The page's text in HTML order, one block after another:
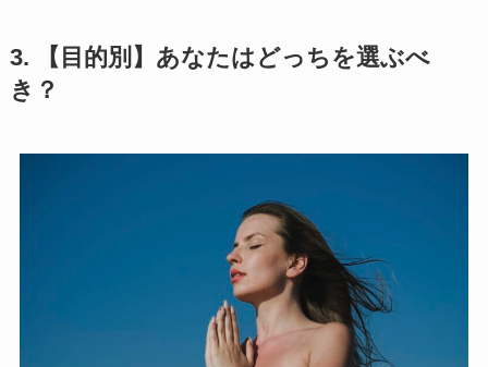
3. 【目的別】あなたはどっちを選ぶべ
き？